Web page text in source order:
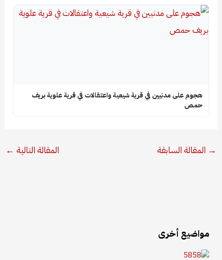
هجوم على مدنيين في قرية شيعية واعتقالات في قرية علوية بريف
حمص
→المقالة السابقة المقالة التالية←
مواضيع أخرى